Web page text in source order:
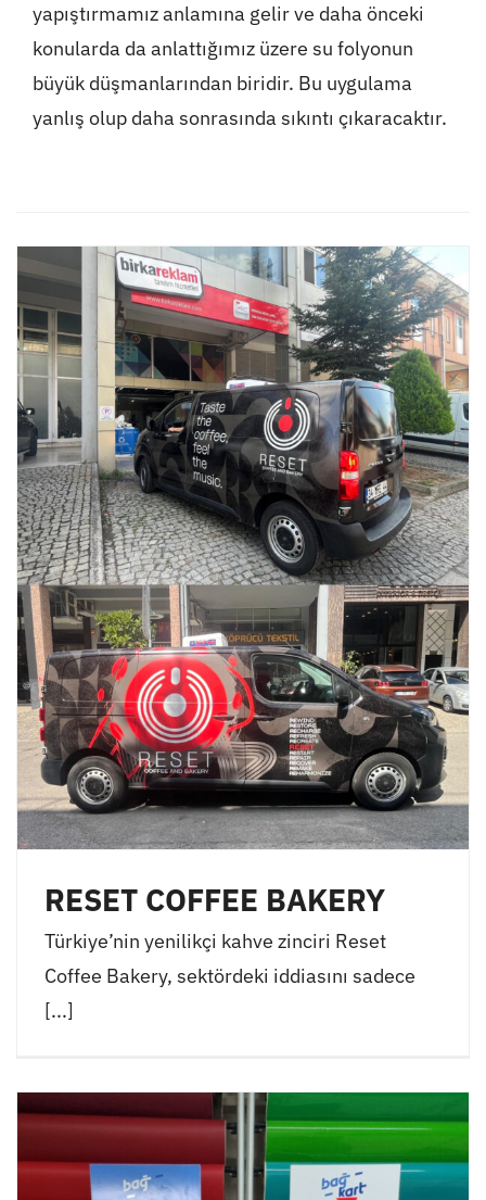
yapıştırmamız anlamına gelir ve daha önceki
konularda da anlattığımız üzere su folyonun
büyük düşmanlarından biridir. Bu uygulama
yanlış olup daha sonrasında sıkıntı çıkaracaktır.
RESET COFFEE BAKERY
Türkiye’nin yenilikçi kahve zinciri Reset
Coffee Bakery, sektördeki iddiasını sadece
[...]